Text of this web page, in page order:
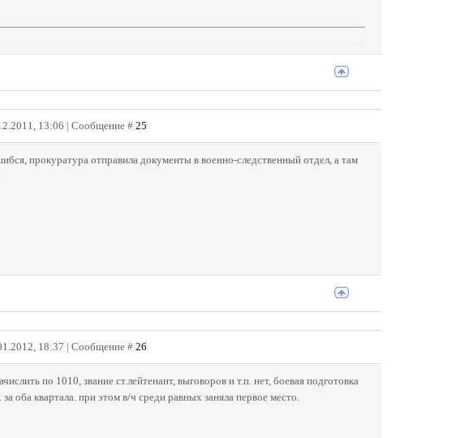
13:06 | Сообщение #25
прокуратура отправила документы в военно-следственный отдел, а там
18:37 | Сообщение #26
по 1010, звание ст.лейтенант, выговоров и т.п. нет, боевая подготовка
оба квартала. при этом в/ч среди равных заняла первое место.